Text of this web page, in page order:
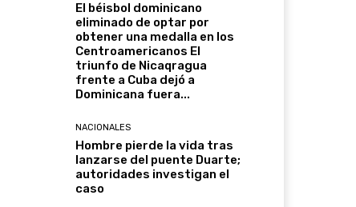
El béisbol dominicano
eliminado de optar por
obtener una medalla en los
Centroamericanos El
triunfo de Nicaqragua
frente a Cuba dejó a
Dominicana fuera...
NACIONALES
Hombre pierde la vida tras
lanzarse del puente Duarte;
autoridades investigan el
caso